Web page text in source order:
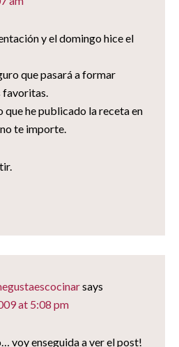
y el domingo hice el
que pasará a formar
favoritas.
he publicado la receta en
te importe.
says
at 5:08 pm
voy enseguida a ver el post!